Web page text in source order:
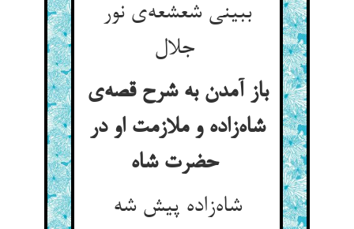
ببینی شعشعه‌ی نور
جلال
باز آمدن به شرح قصه‌ی
شاه‌زاده و ملازمت او در
حضرت شاه
شاه‌زاده پیش شه